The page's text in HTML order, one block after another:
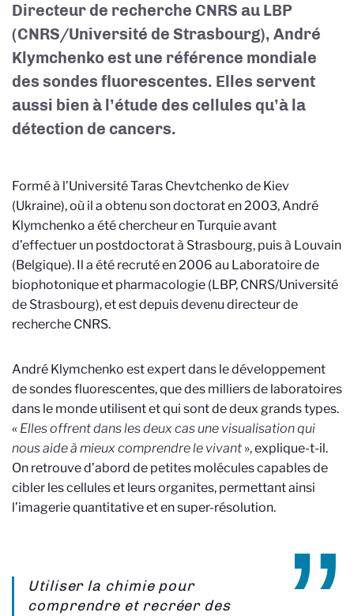
Directeur de recherche CNRS au LBP
(CNRS/Université de Strasbourg), André
Klymchenko est une référence mondiale
des sondes fluorescentes. Elles servent
aussi bien à l’étude des cellules qu’à la
détection de cancers.
Formé à l’Université Taras Chevtchenko de Kiev
(Ukraine), où il a obtenu son doctorat en 2003, André
Klymchenko a été chercheur en Turquie avant
d’effectuer un postdoctorat à Strasbourg, puis à Louvain
(Belgique). Il a été recruté en 2006 au Laboratoire de
biophotonique et pharmacologie (LBP, CNRS/Université
de Strasbourg), et est depuis devenu directeur de
recherche CNRS.
André Klymchenko est expert dans le développement
de sondes fluorescentes, que des milliers de laboratoires
dans le monde utilisent et qui sont de deux grands types.
« Elles offrent dans les deux cas une visualisation qui
nous aide à mieux comprendre le vivant », explique-t-il.
On retrouve d’abord de petites molécules capables de
cibler les cellules et leurs organites, permettant ainsi
l’imagerie quantitative et en super-résolution.
Utiliser la chimie pour
comprendre et recréer des